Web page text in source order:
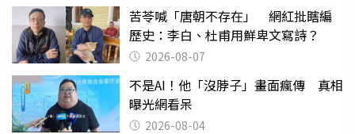
苦苓喊「唐朝不存在」 網紅批瞎編
歷史：李白、杜甫用鮮卑文寫詩？
2026-08-07
不是AI！他「沒脖子」畫面瘋傳 真相
曝光網看呆
2026-08-04